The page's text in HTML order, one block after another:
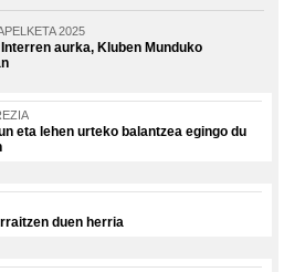
2025
aurka, Kluben Munduko
eta lehen urteko balantzea egingo du
duen herria